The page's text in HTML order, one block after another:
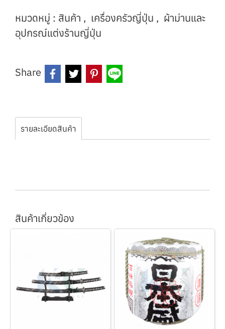
หมวดหมู่ : สินค้า , เครื่องครัวญี่ปุ่น , ผ้าม่านและ
อุปกรณ์แต่งร้านญี่ปุ่น
Share
รายละเอียดสินค้า
สินค้าเกี่ยวข้อง